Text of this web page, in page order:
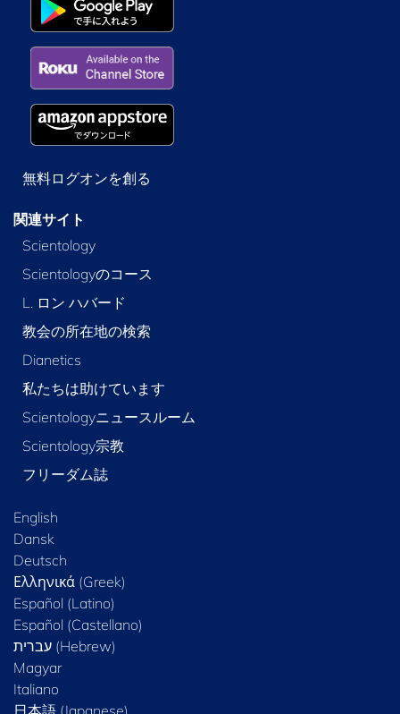
無料ログオンを創る
関連サイト
Scientology
Scientologyのコース
L. ロン ハバード
教会の所在地の検索
Dianetics
私たちは助けています
Scientologyニュースルーム
Scientology宗教
フリーダム誌
English
Dansk
Deutsch
Ελληνικά (Greek)
Español (Latino)
Español (Castellano)
Magyar
Italiano
日本語 (Japanese)